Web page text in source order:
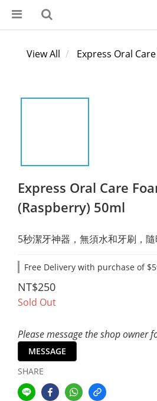
View All Express Oral
Express Oral Care
(Raspberry) 50ml
5秒潔牙神器，無須水和牙刷，
Free Delivery with purchase of
NT$250
Sold Out
Please message the shop owner
MESSAGE
SHARE